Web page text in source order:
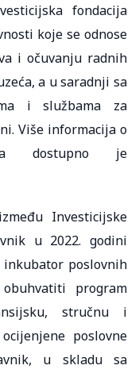
fondacija
koje se odnose
i očuvanju radnih
a u saradnji sa
i službama za
Više informacija o
dostupno je
Investicijske
u 2022. godini
inkubator poslovnih
program
stručnu i
poslovne
u skladu sa